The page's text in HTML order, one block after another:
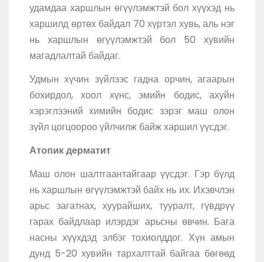
удамдаа харшлын өгүүлэмжтэй бол хүүхэд нь
харшилд өртөх байдал 70 хүртэл хувь, аль нэг
нь харшлын өгүүлэмжтэй бол 50 хувийн
магадлалтай байдаг.
Удмын хүчин зүйлээс гадна орчин, агаарын
бохирдол, хоол хүнс, эмийн бодис, ахуйн
хэрэглээний химийн бодис зэрэг маш олон
зүйл цогцоороо үйлчилж байж харшил үүсдэг.
Атопик дерматит
Маш олон шалтгаантайгаар үүсдэг. Гэр бүлд
нь харшлын өгүүлэмжтэй байх нь их. Ихэвчлэн
арьс загатнах, хуурайших, тууралт, гүвдрүү
гарах байдлаар илэрдэг арьсны өвчин. Бага
насны хүүхдэд элбэг тохиолддог. Хүн амын
дунд 5-20 хувийн тархалттай байгаа бөгөөд